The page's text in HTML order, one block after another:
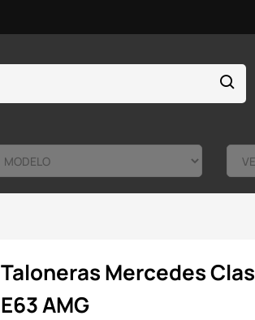
Taloneras Mercedes
E63 AMG